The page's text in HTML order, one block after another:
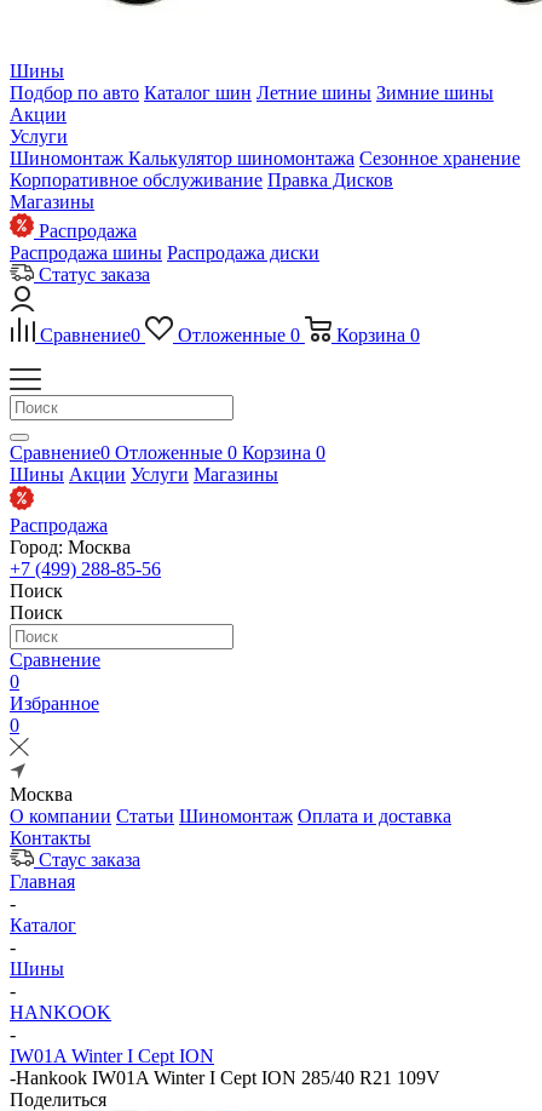
Шины
Подбор по авто Каталог шин Летние шины Зимние шины
Акции
Услуги
Шиномонтаж Калькулятор шиномонтажа Сезонное хранение
Корпоративное обслуживание Правка Дисков
Магазины
Распродажа
Распродажа шины Распродажа диски
Статус заказа
Сравнение0 Отложенные 0 Корзина 0
Сравнение0 Отложенные 0 Корзина 0
Шины Акции Услуги Магазины
Распродажа
Город: Москва
+7 (499) 288-85-56
Поиск
Поиск
Сравнение
0
Избранное
0
Москва
О компании Статьи Шиномонтаж Оплата и доставка
Контакты
Стаус заказа
Главная
-
Каталог
-
Шины
-
HANKOOK
-
IW01A Winter I Cept ION
-Hankook IW01A Winter I Cept ION 285/40 R21 109V
Поделиться